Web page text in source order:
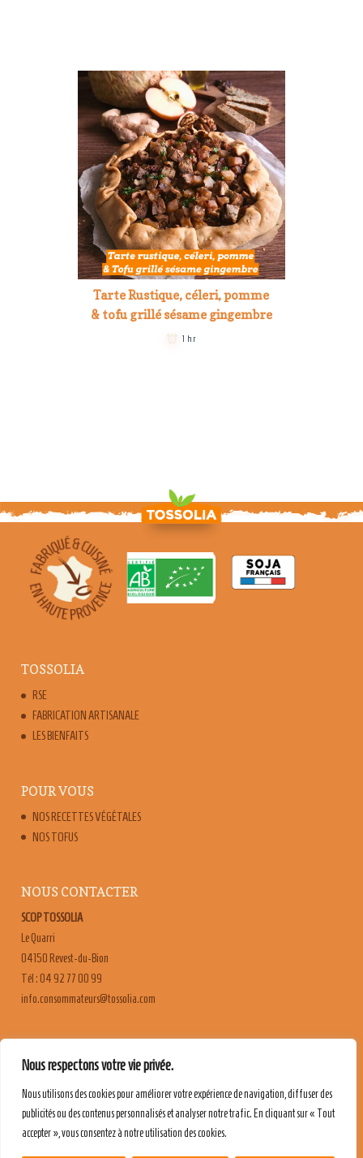
Nous respectons votre vie privée.
Nous utilisons des cookies pour améliorer votre expérience de navigation, diffuser des
publicités ou des contenus personnalisés et analyser notre trafic. En cliquant sur « Tout
accepter », vous consentez à notre utilisation des cookies.
Tarte Rustique, céleri, pomme
& tofu grillé sésame gingembre
1 hr
TOSSOLIA
RSE
FABRICATION ARTISANALE
LES BIENFAITS
POUR VOUS
NOS RECETTES VÉGÉTALES
NOS TOFUS
NOUS CONTACTER
SCOP TOSSOLIA
Le Quarri
04150 Revest-du-Bion
Tél : 04 92 77 00 99
moc.ailossot@sruetammosnoc.ofni
CONTACT & RECRUTEMENT
MENTIONS LÉGALES
POLITIQUE DE CONFIDENTIALITÉ